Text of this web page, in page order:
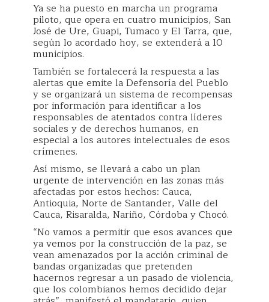
Ya se ha puesto en marcha un programa
piloto, que opera en cuatro municipios, San
José de Ure, Guapi, Tumaco y El Tarra, que,
según lo acordado hoy, se extenderá a 10
municipios.
También se fortalecerá la respuesta a las
alertas que emite la Defensoría del Pueblo
y se organizará un sistema de recompensas
por información para identificar a los
responsables de atentados contra líderes
sociales y de derechos humanos, en
especial a los autores intelectuales de esos
crímenes.
Así mismo, se llevará a cabo un plan
urgente de intervención en las zonas más
afectadas por estos hechos: Cauca,
Antioquia, Norte de Santander, Valle del
Cauca, Risaralda, Nariño, Córdoba y Chocó.
“No vamos a permitir que esos avances que
ya vemos por la construcción de la paz, se
vean amenazados por la acción criminal de
bandas organizadas que pretenden
hacernos regresar a un pasado de violencia,
que los colombianos hemos decidido dejar